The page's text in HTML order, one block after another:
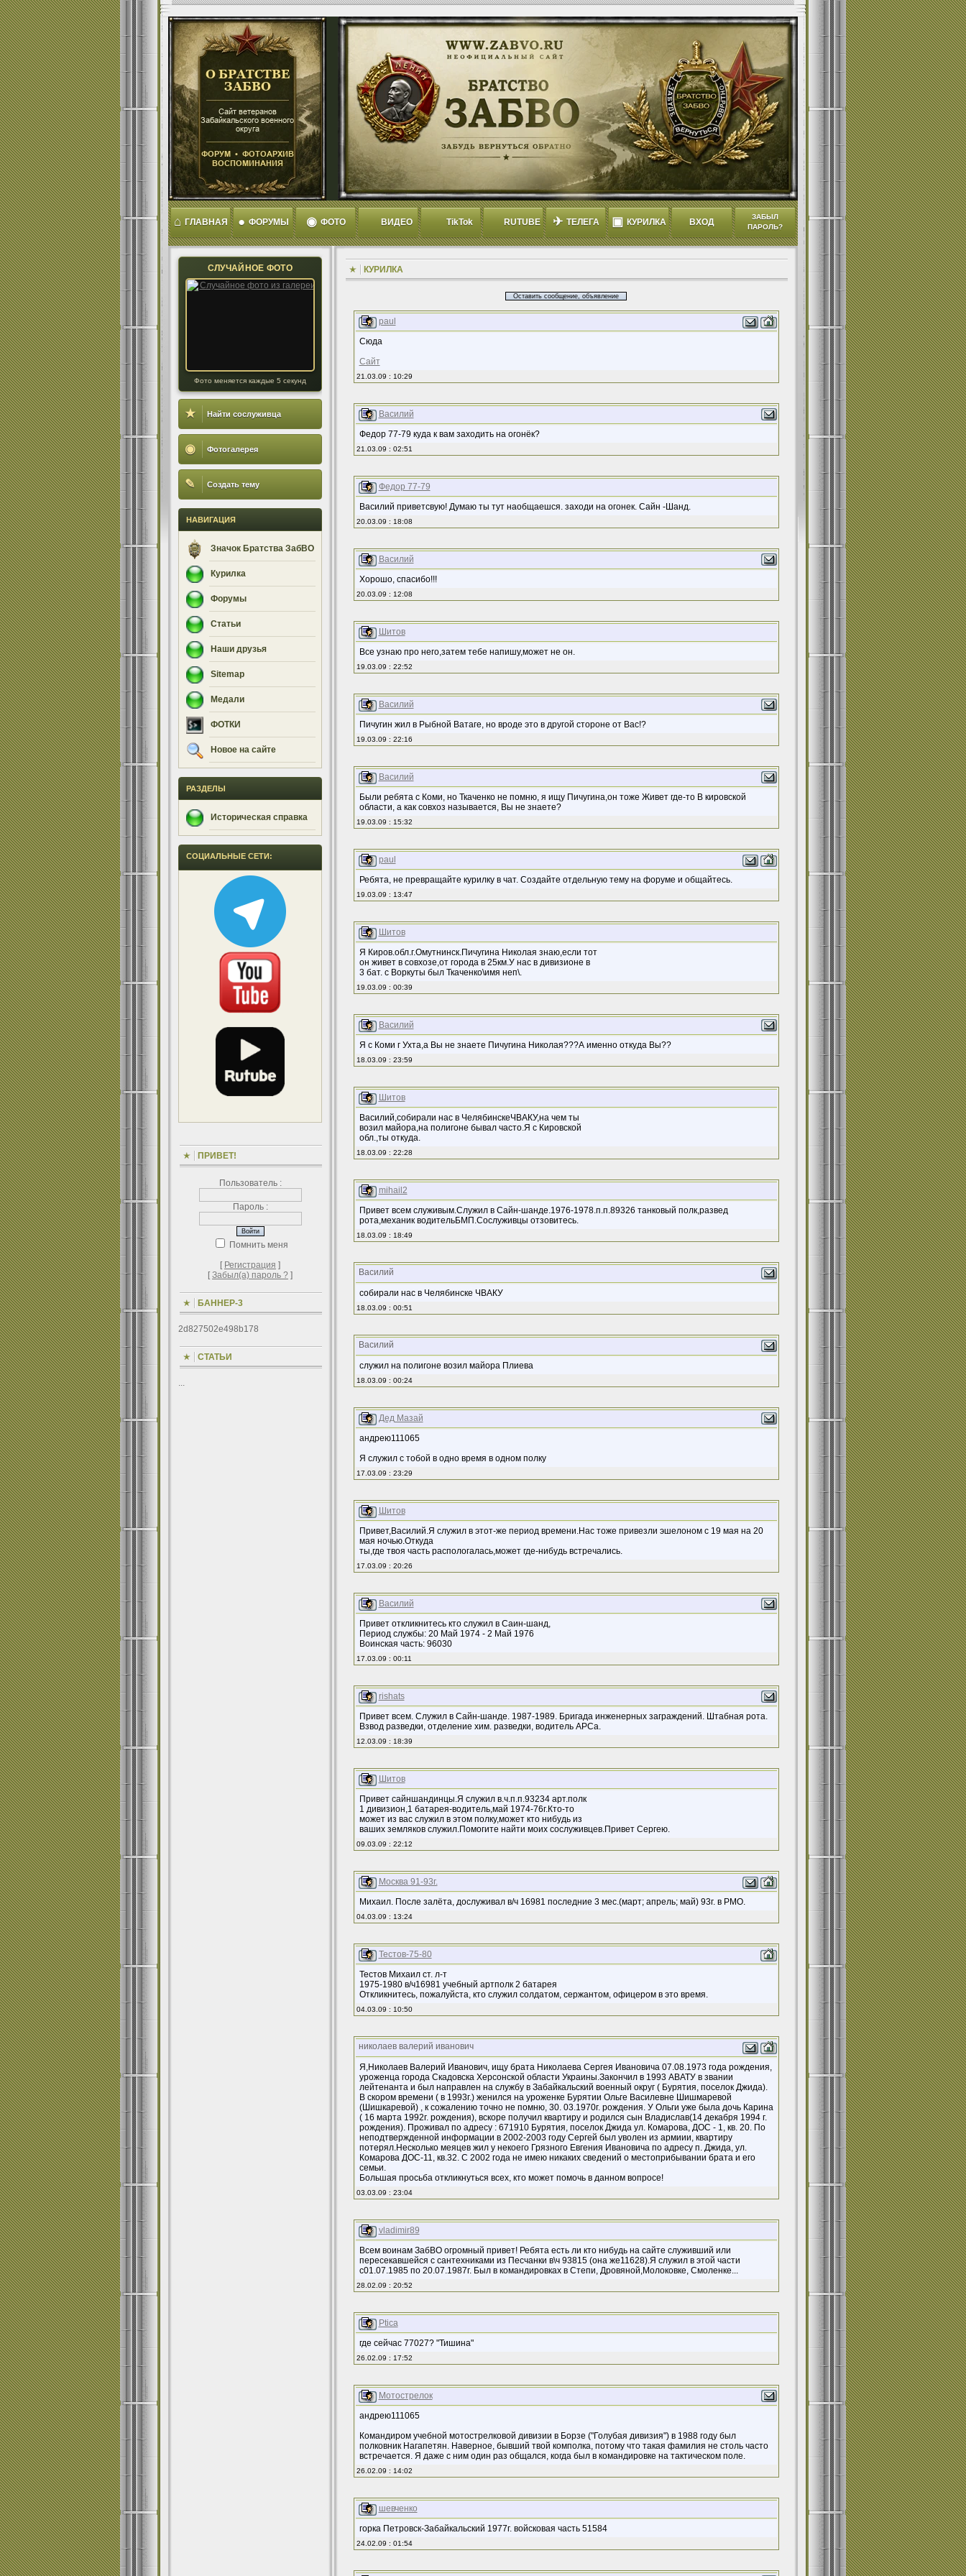
⌂ ГЛАВНАЯ ● ФОРУМЫ ◉ ФОТО ВИДЕО TikTok RUTUBE ✈ ТЕЛЕГА ▣ КУРИЛКА ВХОД
ЗАБЫЛ
ПАРОЛЬ?
СЛУЧАЙНОЕ ФОТО
Фото меняется каждые 5 секунд
★ Найти сослуживца
◉ Фотогалерея
✎ Создать тему
НАВИГАЦИЯ
Значок Братства ЗабВО
Курилка
Форумы
Статьи
Наши друзья
Sitemap
Медали
ФОТКИ
Новое на сайте
РАЗДЕЛЫ
Историческая справка
СОЦИАЛЬНЫЕ СЕТИ:
ПРИВЕТ!
Пользователь :
Пароль :
Помнить меня
[ Регистрация ]
[Забыл(а) пароль ? ]
БАННЕР-3
2d827502e498b178
СТАТЬИ
...
КУРИЛКА
Оставить сообщение, объявление
paul
Сюда
Сайт
21.03.09 : 10:29
Василий
Федор 77-79 куда к вам заходить на огонёк?
21.03.09 : 02:51
Федор 77-79
Василий приветсвую! Думаю ты тут наобщаешся. заходи на огонек. Сайн -Шанд.
20.03.09 : 18:08
Василий
Хорошо, спасибо!!!
20.03.09 : 12:08
Шитов
Все узнаю про него,затем тебе напишу,может не он.
19.03.09 : 22:52
Василий
Пичугин жил в Рыбной Ватаге, но вроде это в другой стороне от Вас!?
19.03.09 : 22:16
Василий
Были ребята с Коми, но Ткаченко не помню, я ищу Пичугина,он тоже Живет где-то В кировской
области, а как совхоз называется, Вы не знаете?
19.03.09 : 15:32
paul
Ребята, не превращайте курилку в чат. Создайте отдельную тему на форуме и общайтесь.
19.03.09 : 13:47
Шитов
Я Киров.обл.г.Омутнинск.Пичугина Николая знаю,если тот
он живет в совхозе,от города в 25км.У нас в дивизионе в
3 бат. с Воркуты был Ткаченко\имя неп\.
19.03.09 : 00:39
Василий
Я с Коми г Ухта,а Вы не знаете Пичугина Николая???А именно откуда Вы??
18.03.09 : 23:59
Шитов
Василий,собирали нас в ЧелябинскеЧВАКУ,на чем ты
возил майора,на полигоне бывал часто.Я с Кировской
обл.,ты откуда.
18.03.09 : 22:28
mihail2
Привет всем служивым.Служил в Сайн-шанде.1976-1978.п.п.89326 танковый полк,развед
рота,механик водительБМП.Сослуживцы отзовитесь.
18.03.09 : 18:49
Василий
собирали нас в Челябинске ЧВАКУ
18.03.09 : 00:51
Василий
служил на полигоне возил майора Плиева
18.03.09 : 00:24
Дед Мазай
андрею111065
Я служил с тобой в одно время в одном полку
17.03.09 : 23:29
Шитов
Привет,Василий.Я служил в этот-же период времени.Нас тоже привезли эшелоном с 19 мая на 20
мая ночью.Откуда
ты,где твоя часть распологалась,может где-нибудь встречались.
17.03.09 : 20:26
Василий
Привет откликнитесь кто служил в Саин-шанд,
Период службы: 20 Май 1974 - 2 Май 1976
Воинская часть: 96030
17.03.09 : 00:11
rishats
Привет всем. Служил в Сайн-шанде. 1987-1989. Бригада инженерных заграждений. Штабная рота.
Взвод разведки, отделение хим. разведки, водитель АРСа.
12.03.09 : 18:39
Шитов
Привет сайншандинцы.Я служил в.ч.п.п.93234 арт.полк
1 дивизион,1 батарея-водитель,май 1974-76г.Кто-то
может из вас служил в этом полку,может кто нибудь из
ваших земляков служил.Помогите найти моих сослуживцев.Привет Сергею.
09.03.09 : 22:12
Москва 91-93г.
Михаил. После залёта, дослуживал в/ч 16981 последние 3 мес.(март; апрель; май) 93г. в РМО.
04.03.09 : 13:24
Тестов-75-80
Тестов Михаил ст. л-т
1975-1980 в/ч16981 учебный артполк 2 батарея
Откликнитесь, пожалуйста, кто служил солдатом, сержантом, офицером в это время.
04.03.09 : 10:50
николаев валерий иванович
Я,Николаев Валерий Иванович, ищу брата Николаева Сергея Ивановича 07.08.1973 года рождения,
уроженца города Скадовска Херсонской области Украины.Закончил в 1993 АВАТУ в звании
лейтенанта и был направлен на службу в Забайкальский военный округ ( Бурятия, поселок Джида).
В скором времени ( в 1993г.) женился на уроженке Бурятии Ольге Василевне Шишмаревой
(Шишкаревой) , к сожалению точно не помню, 30. 03.1970г. рождения. У Ольги уже была дочь Карина
( 16 марта 1992г. рождения), вскоре получил квартиру и родился сын Владислав(14 декабря 1994 г.
рождения). Проживал по адресу : 671910 Бурятия, поселок Джида ул. Комарова, ДОС - 1, кв. 20. По
неподтвержденной информации в 2002-2003 году Сергей был уволен из армиии, квартиру
потерял.Несколько меяцев жил у некоего Грязного Евгения Ивановича по адресу п. Джида, ул.
Комарова ДОС-11, кв.32. С 2002 года не имею никаких сведений о местоприбывании брата и его
семьи.
Большая просьба откликнуться всех, кто может помочь в данном вопросе!
03.03.09 : 23:04
vladimir89
Всем воинам ЗабВО огромный привет! Ребята есть ли кто нибудь на сайте служивший или
пересекавшейся с сантехниками из Песчанки в\ч 93815 (она же11628).Я служил в этой части
с01.07.1985 по 20.07.1987г. Был в командировках в Степи, Дровяной,Молоковке, Смоленке...
28.02.09 : 20:52
Ptica
где сейчас 77027? "Тишина"
26.02.09 : 17:52
Мотострелок
андрею111065
Командиром учебной мотострелковой дивизии в Борзе ("Голубая дивизия") в 1988 году был
полковник Нагапетян. Наверное, бывший твой комполка, потому что такая фамилия не столь часто
встречается. Я даже с ним один раз общался, когда был в командировке на тактическом поле.
26.02.09 : 14:02
шевченко
горка Петровск-Забайкальский 1977г. войсковая часть 51584
24.02.09 : 01:54